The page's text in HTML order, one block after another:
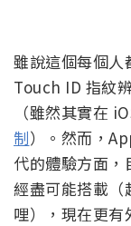
雖說這個每個
Touch ID 指紋
（雖然其實在
制）。然而，
代的體驗方面
經盡可能搭載（
哩），現在更